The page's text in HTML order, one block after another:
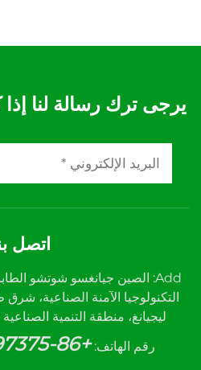
يرجى ترك رسالة لنا
اتصل
التكنولوجيا الآمنة الصناعية،
ليجيانغ، منطقة التنمية
رقم الهاتف: +86-13585397375